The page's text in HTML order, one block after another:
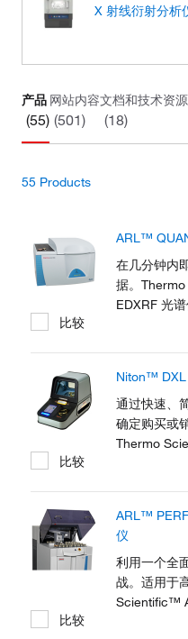
X 射线衍射分析
产品
(55)
网站内容
(501)
文档和技术资源
(18)
55 Products
ARL™
在几分钟内
据。
EDXRF 光
X 射线荧光
满足中心和
测、化学品
以及金属行
比较
Niton™ DXL
通过快速、
确定购买或
Thermo
专为零售环
式操作即可
靠结果。
比较
ARL™
仪
利用一个全
战。适用于
Scientific™
比较